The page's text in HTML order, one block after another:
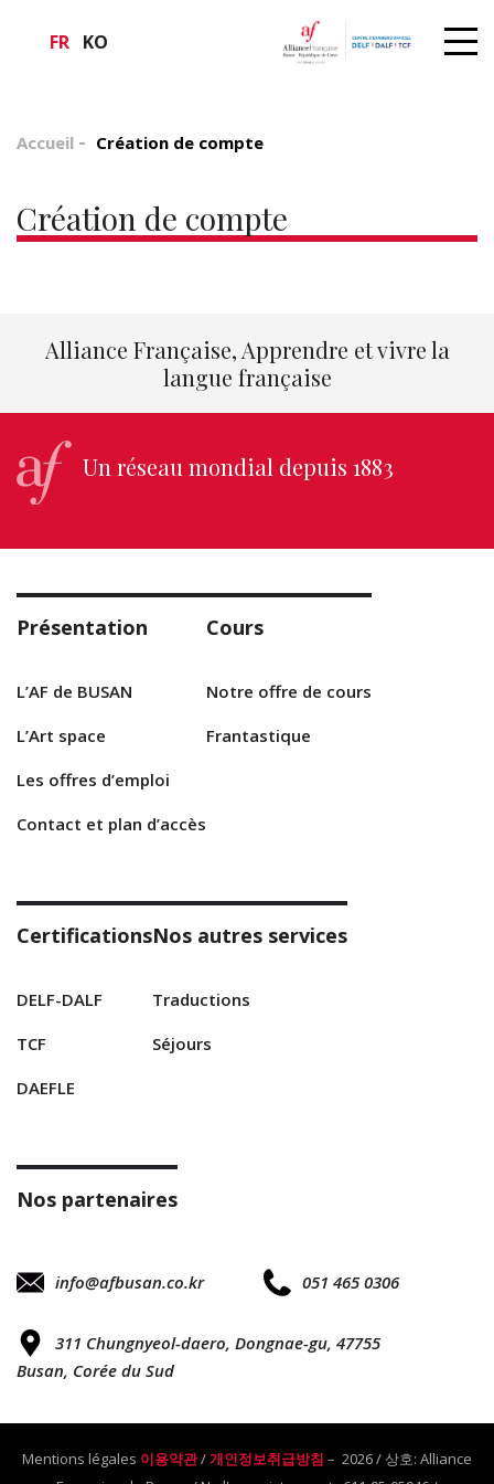
FR KO
Accueil Création de compte
Création de compte
Alliance Française, Apprendre et vivre la
langue française
Un réseau mondial depuis 1883
Présentation
L’AF de BUSAN
L’Art space
Les offres d’emploi
Contact et plan d’accès
Cours
Notre offre de cours
Frantastique
Certifications
DELF-DALF
TCF
DAEFLE
Nos autres services
Traductions
Séjours
Nos partenaires
info@afbusan.co.kr 051 465 0306
311 Chungnyeol-daero, Dongnae-gu, 47755
Busan, Corée du Sud
Mentions légales 이용약관/개인정보취급방침 – 2026 / 상호: Alliance